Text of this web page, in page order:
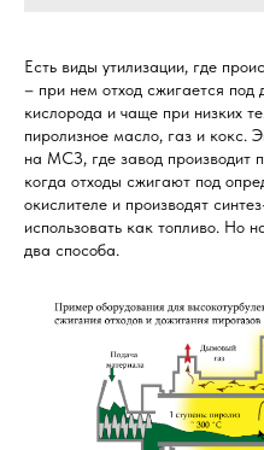
Есть виды утилизации, где
– при нем отход сжигается под
кислорода и чаще при низких
пиролизное масло, газ и кокс.
на МСЗ, где завод производит
когда отходы сжигают под
окислителе и производят
использовать как топливо. Но
два способа.